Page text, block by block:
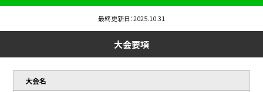
最終更新日：2025.10.31
大会要項
大会名